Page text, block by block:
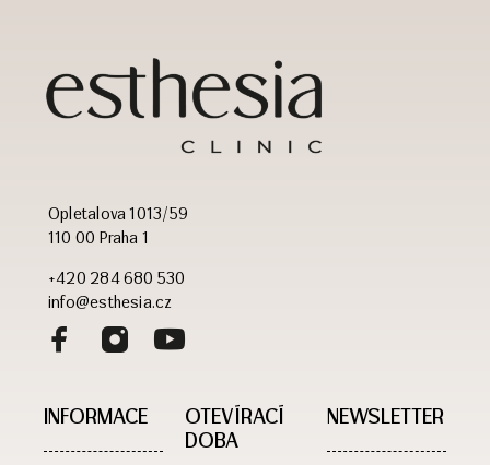
Opletalova 1013/59
110 00 Praha 1
+420 284 680 530
info@esthesia.cz
INFORMACE
OTEVÍRACÍ
DOBA​
NEWSLETTER